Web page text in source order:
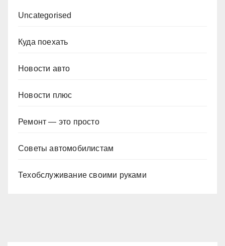
Uncategorised
Куда поехать
Новости авто
Новости плюс
Ремонт — это просто
Советы автомобилистам
Техобслуживание своими руками